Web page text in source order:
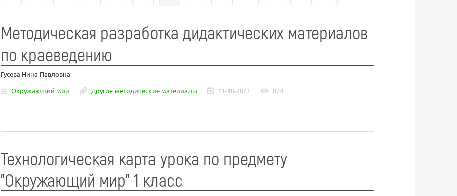
Методическая разработка дидактических материалов
по краеведению
Гусева Нина Павловна
Окружающий мир
Другие методические материалы 11-10-2021 874
Технологическая карта урока по предмету
"Окружающий мир" 1 класс